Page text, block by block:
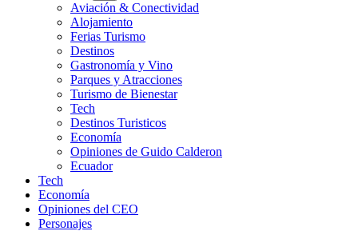
Aviación & Conectividad
Alojamiento
Ferias Turismo
Destinos
Gastronomía y Vino
Parques y Atracciones
Turismo de Bienestar
Tech
Destinos Turisticos
Economía
Opiniones de Guido Calderon
Ecuador
Tech
Economía
Opiniones del CEO
Personajes